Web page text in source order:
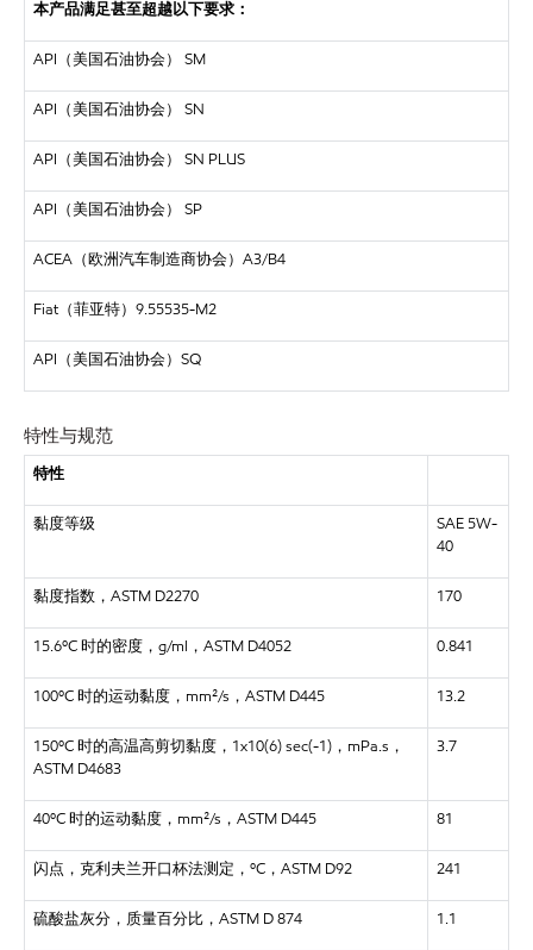
本产品满足甚至超越以下要求：
API（美国石油协会） SM
API（美国石油协会） SN
API（美国石油协会） SN PLUS
API（美国石油协会） SP
ACEA（欧洲汽车制造商协会）A3/B4
Fiat（菲亚特）9.55535-M2
API（美国石油协会）SQ
特性与规范
特性
黏度等级
SAE 5W-
40
黏度指数，ASTM D2270 170
15.6ºC 时的密度，g/ml，ASTM D4052 0.841
100ºC 时的运动黏度，mm²/s，ASTM D445 13.2
150ºC 时的高温高剪切黏度，1x10(6) sec(-1)，mPa.s，
ASTM D4683
3.7
40ºC 时的运动黏度，mm²/s，ASTM D445 81
闪点，克利夫兰开口杯法测定，ºC，ASTM D92 241
硫酸盐灰分，质量百分比，ASTM D 874 1.1